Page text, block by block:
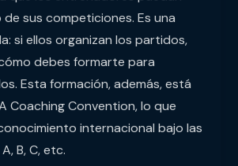
sus competiciones. Es una
si ellos organizan los partidos,
debes formarte para
Esta formación, además, está
Coaching Convention, lo que
internacional bajo las
B, C, etc.